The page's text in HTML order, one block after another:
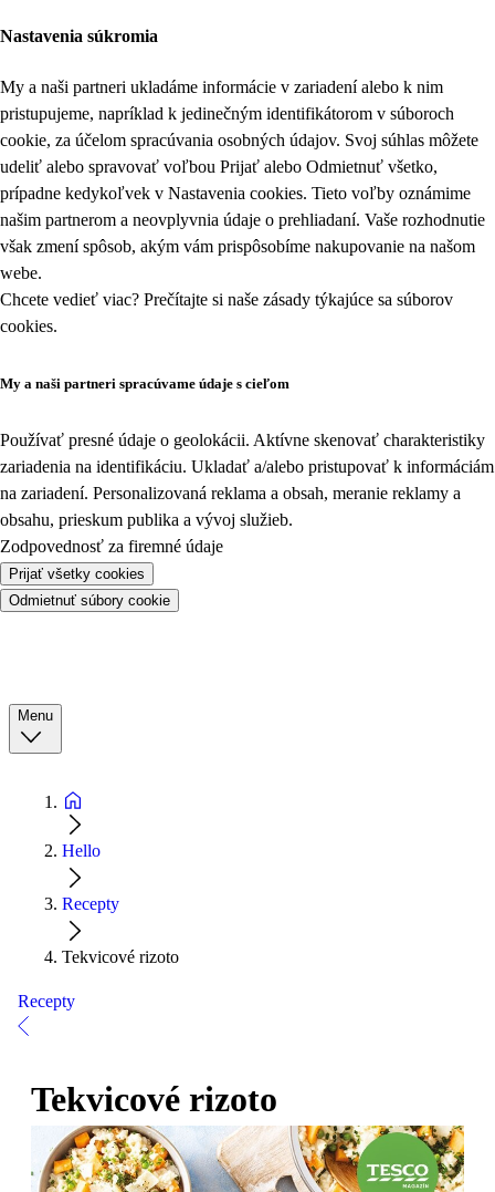
Nastavenia súkromia
My a naši partneri ukladáme informácie v zariadení alebo k nim
pristupujeme, napríklad k jedinečným identifikátorom v súboroch
cookie, za účelom spracúvania osobných údajov. Svoj súhlas môžete
udeliť alebo spravovať voľbou Prijať alebo Odmietnuť všetko,
prípadne kedykoľvek v Nastavenia cookies. Tieto voľby oznámime
našim partnerom a neovplyvnia údaje o prehliadaní. Vaše rozhodnutie
však zmení spôsob, akým vám prispôsobíme nakupovanie na našom
webe.
Chcete vedieť viac? Prečítajte si naše zásady týkajúce sa súborov
cookies.
My a naši partneri spracúvame údaje s cieľom
Používať presné údaje o geolokácii. Aktívne skenovať charakteristiky
zariadenia na identifikáciu. Ukladať a/alebo pristupovať k informáciám
na zariadení. Personalizovaná reklama a obsah, meranie reklamy a
obsahu, prieskum publika a vývoj služieb.
Zodpovednosť za firemné údaje
Prijať všetky cookies
Odmietnuť súbory cookie
Menu
Hello
Recepty
Tekvicové rizoto
Recepty
Tekvicové rizoto